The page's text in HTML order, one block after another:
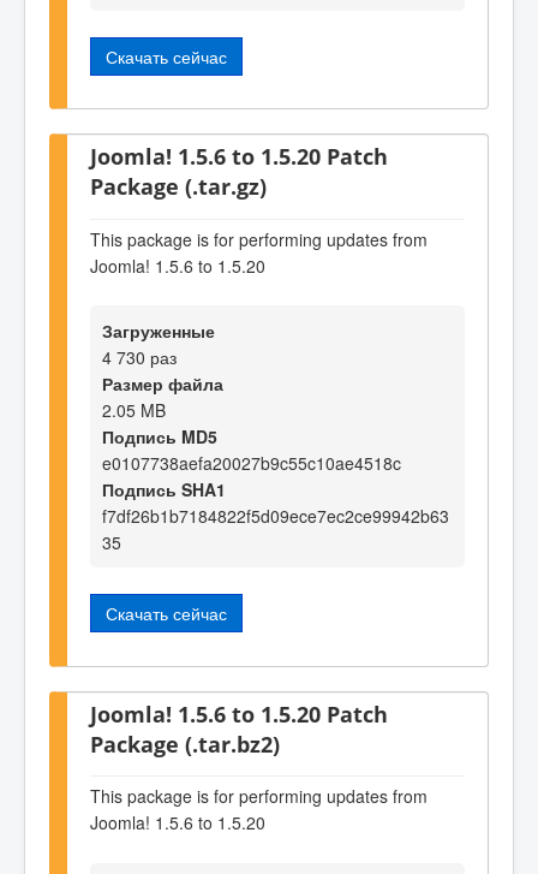
Скачать сейчас
Joomla! 1.5.6 to 1.5.20 Patch
Package (.tar.gz)
This package is for performing updates from
Joomla! 1.5.6 to 1.5.20
Загруженные
4 730 раз
Размер файла
2.05 MB
Подпись MD5
e0107738aefa20027b9c55c10ae4518c
Подпись SHA1
f7df26b1b7184822f5d09ece7ec2ce99942b63
35
Скачать сейчас
Joomla! 1.5.6 to 1.5.20 Patch
Package (.tar.bz2)
This package is for performing updates from
Joomla! 1.5.6 to 1.5.20